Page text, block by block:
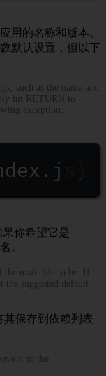
用的名称和版本。
默认设置，但以下
such as the name and
hit RETURN to
exception:
果你希望它是
。
the main file to be. If
the suggested default
其保存到依赖列表
it in the